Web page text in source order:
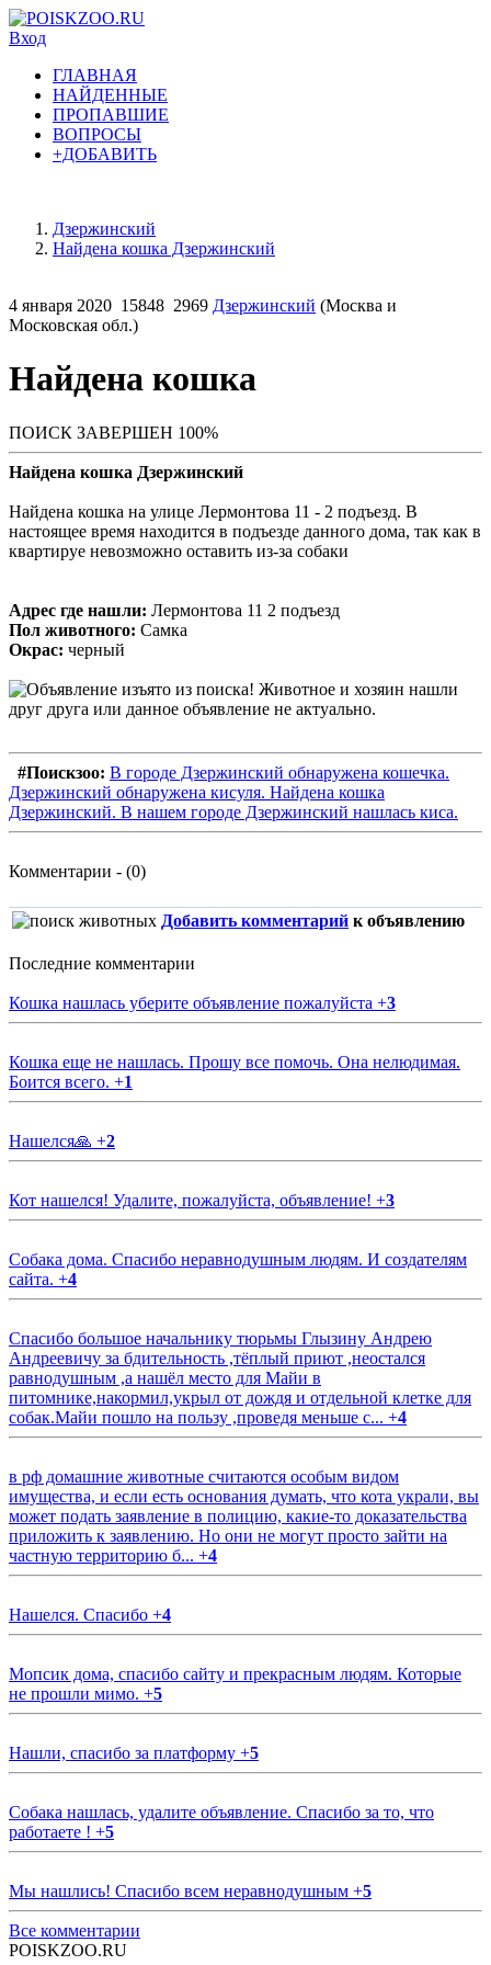
Вход
ГЛАВНАЯ
НАЙДЕННЫЕ
ПРОПАВШИЕ
ВОПРОСЫ
+ДОБАВИТЬ
Дзержинский
Найдена кошка Дзержинский
4 января 2020 15848 2969 Дзержинский (Москва и
Московская обл.)
Найдена кошка
ПОИСК ЗАВЕРШЕН 100%
Найдена кошка Дзержинский
Найдена кошка на улице Лермонтова 11 - 2 подъезд. В
настоящее время находится в подъезде данного дома, так как в
квартируе невозможно оставить из-за собаки
Адрес где нашли: Лермонтова 11 2 подъезд
Пол животного: Самка
Окрас: черный
#Поискзоо: В городе Дзержинский обнаружена кошечка.
Дзержинский обнаружена кисуля. Найдена кошка
Дзержинский. В нашем городе Дзержинский нашлась киса.
Комментарии - (0)
Добавить комментарий к объявлению
Последние комментарии
Кошка нашлась уберите объявление пожалуйста +3
Кошка еще не нашлась. Прошу все помочь. Она нелюдимая.
Боится всего. +1
Нашелся🙏 +2
Кот нашелся! Удалите, пожалуйста, объявление! +3
Собака дома. Спасибо неравнодушным людям. И создателям
сайта. +4
Спасибо большое начальнику тюрьмы Глызину Андрею
Андреевичу за бдительность ,тёплый приют ,неостался
равнодушным ,а нашёл место для Майи в
питомнике,накормил,укрыл от дождя и отдельной клетке для
собак.Майи пошло на пользу ,проведя меньше с... +4
в рф домашние животные считаются особым видом
имущества, и если есть основания думать, что кота украли, вы
может подать заявление в полицию, какие-то доказательства
приложить к заявлению. Но они не могут просто зайти на
частную территорию б... +4
Нашелся. Спасибо +4
Мопсик дома, спасибо сайту и прекрасным людям. Которые
не прошли мимо. +5
Нашли, спасибо за платформу +5
Собака нашлась, удалите объявление. Спасибо за то, что
работаете ! +5
Мы нашлись! Спасибо всем неравнодушным +5
Все комментарии
POISKZOO.RU